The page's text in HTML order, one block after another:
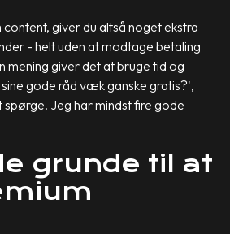
giver du altså noget ekstra
- helt uden at modtage betaling
mening giver det at bruge tid og
gode råd væk ganske gratis?',
spørge. Jeg har mindst fire gode
grunde til at